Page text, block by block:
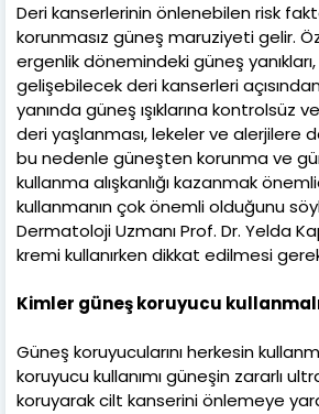
Deri kanserlerinin önlenebilen risk
korunmasız güneş maruziyeti gelir.
ergenlik dönemindeki güneş
gelişebilecek deri kanserleri
yanında güneş ışıklarına kontrolsüz
deri yaşlanması, lekeler ve alerjilere
bu nedenle güneşten korunma ve
kullanma alışkanlığı kazanmak
kullanmanın çok önemli olduğunu
Dermatoloji Uzmanı Prof. Dr. Yelda
kremi kullanırken dikkat edilmesi
Kimler güneş koruyucu
Güneş koruyucularını herkesin
koruyucu kullanımı güneşin zararlı
koruyarak cilt kanserini önlemeye